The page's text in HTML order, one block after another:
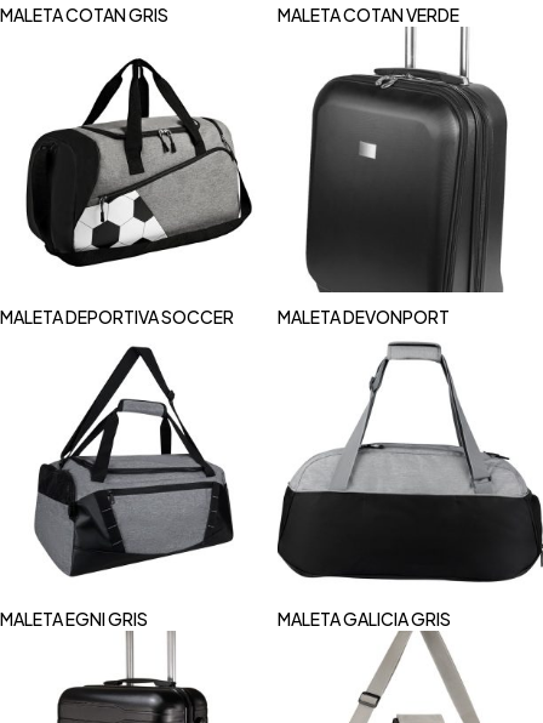
MALETA COTAN GRIS MALETA COTAN VERDE
MALETA DEPORTIVA SOCCER MALETA DEVONPORT
MALETA EGNI GRIS MALETA GALICIA GRIS